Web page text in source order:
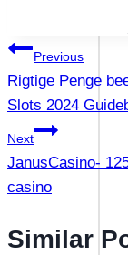
แนะแนว
เรื่อง
Previous
Rigtige Penge
Slots 2024
Next
JanusCasino-
casino
Similar